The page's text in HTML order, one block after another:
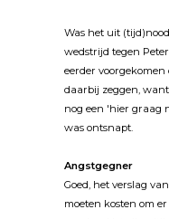
Was het uit
wedstrijd tegen
eerder
daarbij zeggen,
nog een 'hier graag
was ontsnapt.
Angstgegner
Goed, het verslag
moeten kosten om